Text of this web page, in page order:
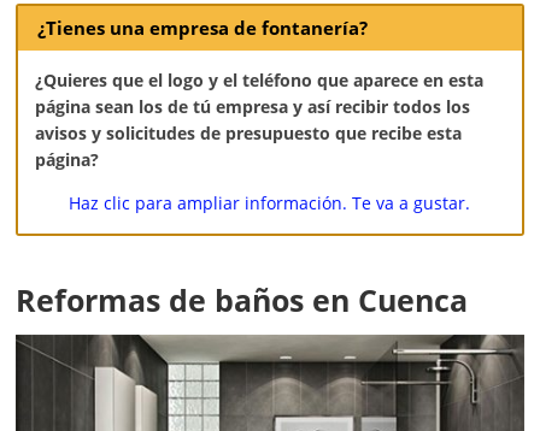
¿Tienes una empresa de fontanería?
¿Quieres que el logo y el teléfono que aparece en esta
página sean los de tú empresa y así recibir todos los
avisos y solicitudes de presupuesto que recibe esta
página?
Haz clic para ampliar información. Te va a gustar.
Reformas de baños en Cuenca